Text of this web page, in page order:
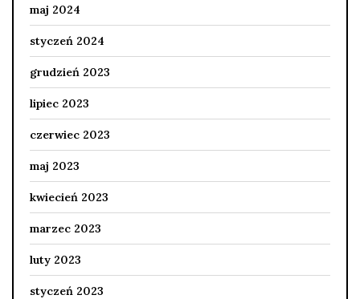
maj 2024
styczeń 2024
grudzień 2023
lipiec 2023
czerwiec 2023
maj 2023
kwiecień 2023
marzec 2023
luty 2023
styczeń 2023